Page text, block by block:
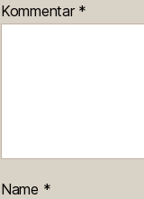
Kommentar *
Name *